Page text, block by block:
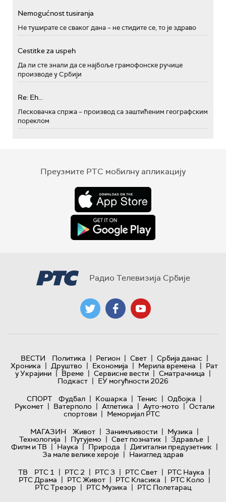
Nemogućnost tusiranja
Не туширате се сваког дана – не стидите се, то је здраво
Cestitke za uspeh
Да ли сте знали да се најбоље грамофонске ручице
производе у Србији
Re: Eh...
Лесковачка спржа – производ са заштићеним географским
пореклом
Преузмите РТС мобилну апликацију
Радио Телевизија Србије
ВЕСТИ Политика | Регион | Свет | Србија данас |
Хроника | Друштво | Економија | Мерила времена | Рат
у Украјини | Време | Сервисне вести | Сматрачница |
Подкаст | ЕУ могућности 2026
СПОРТ
Фудбал | Кошарка | Тенис | Одбојка |
Рукомет | Ватерполо | Атлетика | Ауто-мото | Остали
спортови | Меморијал РТС
МАГАЗИН
Живот | Занимљивости | Музика |
Технологијa | Путујемо | Свет познатих | Здравље |
Филм и ТВ | Наука | Природа | Дигитални предузетник |
За мале велике хероје | Наизглед здрав
ТВ
РТС 1 | РТС 2 | РТС 3 | РТС Свет | РТС Наука |
РТС Драма | РТС Живот | РТС Класика | РТС Коло |
РТС Трезор | РТС Музика | РТС Полетарац